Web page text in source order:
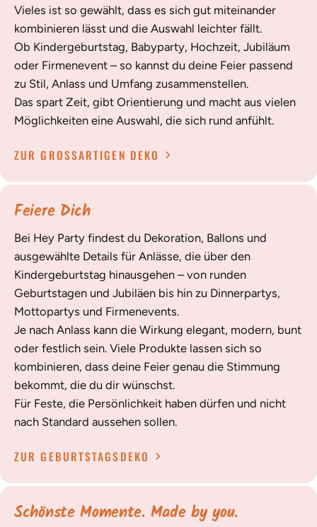
Vieles ist so gewählt, dass es sich gut miteinander
kombinieren lässt und die Auswahl leichter fällt.
Ob Kindergeburtstag, Babyparty, Hochzeit, Jubiläum
oder Firmenevent – so kannst du deine Feier passend
zu Stil, Anlass und Umfang zusammenstellen.
Das spart Zeit, gibt Orientierung und macht aus vielen
Möglichkeiten eine Auswahl, die sich rund anfühlt.
ZUR GROSSARTIGEN DEKO
Feiere Dich
Bei Hey Party findest du Dekoration, Ballons und
ausgewählte Details für Anlässe, die über den
Kindergeburtstag hinausgehen – von runden
Geburtstagen und Jubiläen bis hin zu Dinnerpartys,
Mottopartys und Firmenevents.
Je nach Anlass kann die Wirkung elegant, modern, bunt
oder festlich sein. Viele Produkte lassen sich so
kombinieren, dass deine Feier genau die Stimmung
bekommt, die du dir wünschst.
Für Feste, die Persönlichkeit haben dürfen und nicht
nach Standard aussehen sollen.
ZUR GEBURTSTAGSDEKO
Schönste Momente. Made by you.